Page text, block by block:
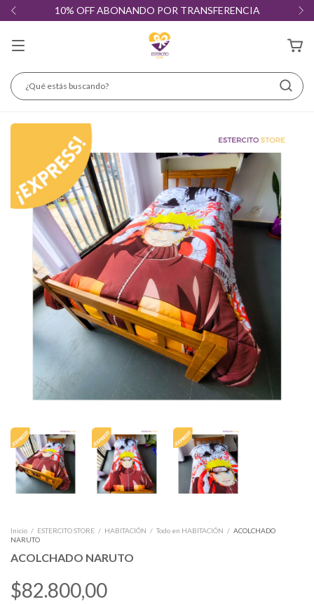
10% OFF ABONANDO POR TRANSFERENCIA
Inicio / ESTERCITO STORE / HABITACIÓN / Todo en HABITACIÓN / ACOLCHADO
NARUTO
ACOLCHADO NARUTO
$82.800,00